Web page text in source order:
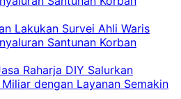
Lakukan Survei Ahli Waris
Santunan Korban
Raharja DIY Salurkan
dengan Layanan Semakin